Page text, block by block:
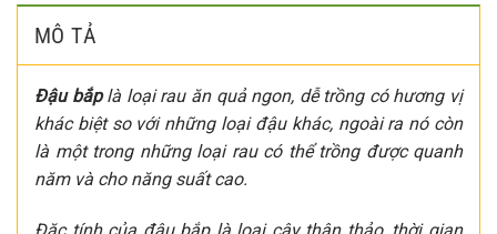
MÔ TẢ
Đậu bắplà loại rau ăn quả ngon, dễ trồng có hương vị
khác biệt so với những loại đậu khác, ngoài ra nó còn
là một trong những loại rau có thể trồng được quanh
năm và cho năng suất cao.
Đặc tính của đậu bắp là loại cây thân thảo, thời gian